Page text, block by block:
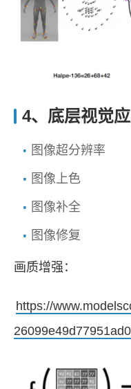
4、底层视觉
图像超分辨率
图像上色
图像补全
图像修复
画质增强：
https://